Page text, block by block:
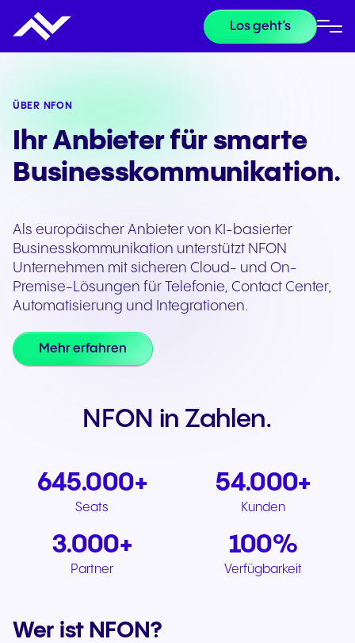
Los geht’s
ÜBER NFON
Ihr Anbieter für smarte
Businesskommunikation.
Als europäischer Anbieter von KI-basierter
Businesskommunikation unterstützt NFON
Unternehmen mit sicheren Cloud- und On-
Premise-Lösungen für Telefonie, Contact Center,
Automatisierung und Integrationen.
Mehr erfahren
NFON in Zahlen.
645.000+
Seats
54.000+
Kunden
3.000+
Partner
100%
Verfügbarkeit
Wer ist NFON?